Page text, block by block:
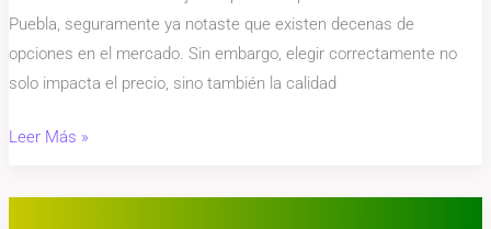
Puebla, seguramente ya notaste que existen decenas de
opciones en el mercado. Sin embargo, elegir correctamente no
solo impacta el precio, sino también la calidad
Leer Más »